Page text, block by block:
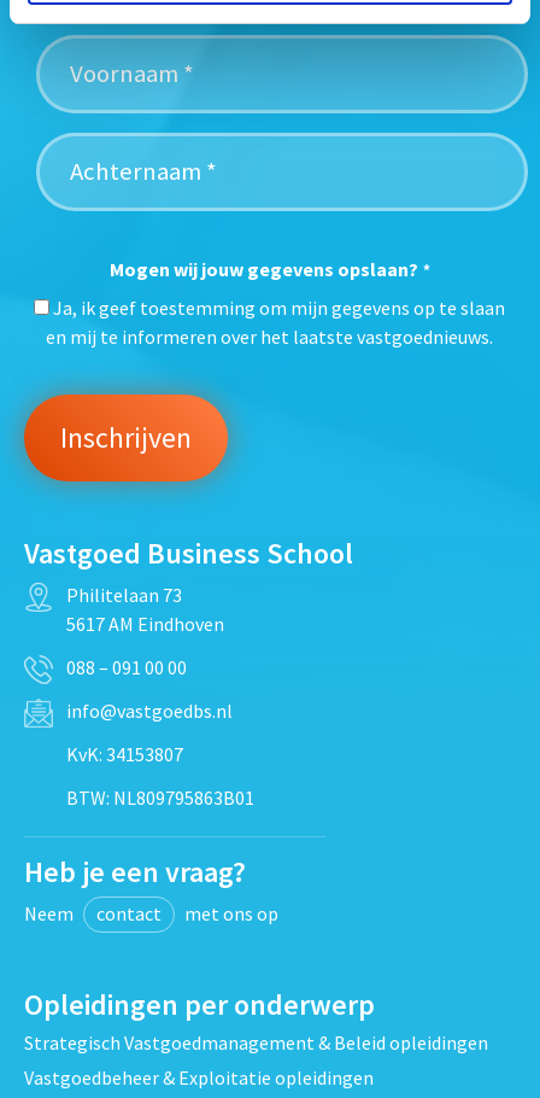
Mogen wij jouw gegevens opslaan? *
Ja, ik geef toestemming om mijn gegevens op te slaan
en mij te informeren over het laatste vastgoednieuws.
Vastgoed Business School
Philitelaan 73
5617 AM Eindhoven
088 – 091 00 00
info@vastgoedbs.nl
KvK: 34153807
BTW: NL809795863B01
Heb je een vraag?
Neem contact met ons op
Opleidingen per onderwerp
Strategisch Vastgoedmanagement & Beleid opleidingen
Vastgoedbeheer & Exploitatie opleidingen